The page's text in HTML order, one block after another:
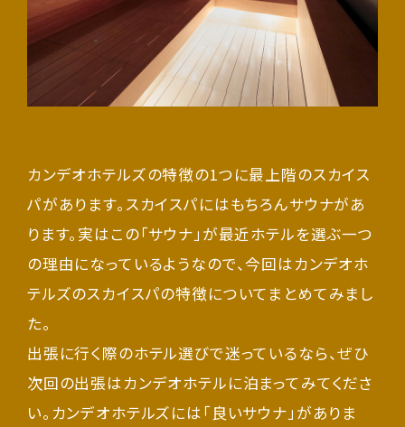
カンデオホテルズの特徴の1つに最上階のスカイス
パがあります。スカイスパにはもちろんサウナがあ
ります。実はこの「サウナ」が最近ホテルを選ぶ一つ
の理由になっているようなので、今回はカンデオホ
テルズのスカイスパの特徴についてまとめてみまし
た。
出張に行く際のホテル選びで迷っているなら、ぜひ
次回の出張はカンデオホテルに泊まってみてくださ
い。カンデオホテルズには「良いサウナ」がありま